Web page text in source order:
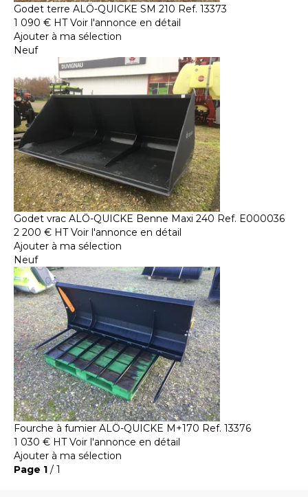
Godet terre ALÖ-QUICKE SM 210 Ref. 13373
1 090 € HT Voir l'annonce en détail
Ajouter à ma sélection
Neuf
Godet vrac ALÖ-QUICKE Benne Maxi 240 Ref. E000036
2 200 € HT Voir l'annonce en détail
Ajouter à ma sélection
Neuf
Fourche à fumier ALÖ-QUICKE M+170 Ref. 13376
1 030 € HT Voir l'annonce en détail
Ajouter à ma sélection
Page 1 / 1